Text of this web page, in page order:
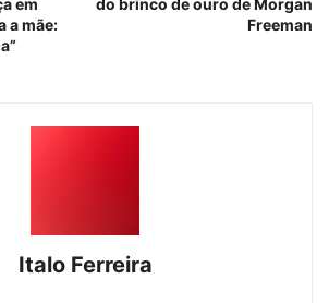
em
a mãe:
do brinco de ouro de Morgan
Freeman
Italo Ferreira